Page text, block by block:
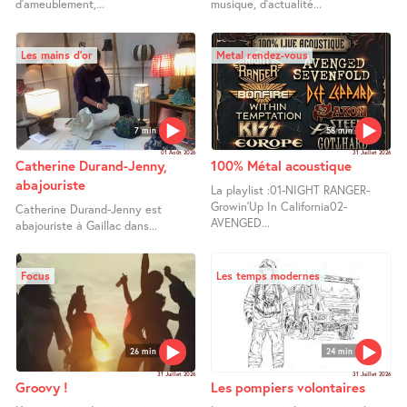
d’ameublement,... musique, d’actualité...
7 min
Les mains d’or
01 Août 2026
Catherine Durand-Jenny,
abajouriste
Catherine Durand-Jenny est
abajouriste à Gaillac dans...
58 min
Metal rendez-vous
31 Juillet 2026
100% Métal acoustique
La playlist :01-NIGHT RANGER-
Growin’Up In California02-
AVENGED...
26 min
Focus
31 Juillet 2026
Groovy !
24 min
Les temps modernes
31 Juillet 2026
Les pompiers volontaires